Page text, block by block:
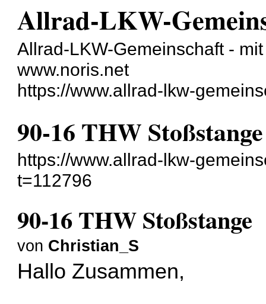
Allrad-LKW-
Allrad-LKW-Gemeinschaft -
www.noris.net
https://www.allrad-lkw-
90-16 THW Stoßstange
https://www.allrad-lkw-
t=112796
90-16 THW Stoßstange
von Christian_S
Hallo Zusammen,